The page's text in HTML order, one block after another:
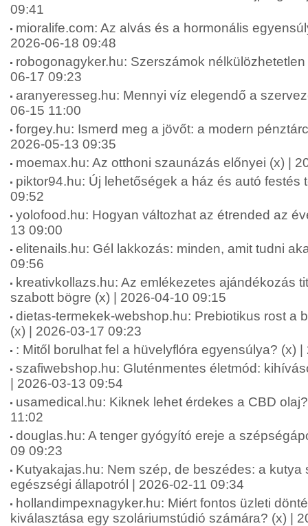
09:41
mioralife.com: Az alvás és a hormonális
2026-06-18 09:48
robogonagyker.hu: Szerszámok
06-17 09:23
aranyeresseg.hu: Mennyi víz elegendő a
06-15 11:00
forgey.hu: Ismerd meg a jövőt: a modern
2026-05-13 09:35
moemax.hu: Az otthoni szaunázás előnyei (x) |
piktor94.hu: Új lehetőségek a ház és autó festés
09:52
yolofood.hu: Hogyan változhat az étrended az
13 09:00
elitenails.hu: Gél lakkozás: minden, amit tudni
09:56
kreativkollazs.hu: Az emlékezetes ajándékozás
szabott bögre (x) | 2026-04-10 09:15
dietas-termekek-webshop.hu: Prebiotikus rost a
(x) | 2026-03-17 09:23
: Mitől borulhat fel a hüvelyflóra egyensúlya? (x)
szafiwebshop.hu: Gluténmentes életmód:
| 2026-03-13 09:54
usamedical.hu: Kiknek lehet érdekes a CBD
11:02
douglas.hu: A tenger gyógyító ereje a
09 09:23
Kutyakajas.hu: Nem szép, de beszédes: a kutya
egészségi állapotról | 2026-02-11 09:34
hollandimpexnagyker.hu: Miért fontos üzleti
kiválasztása egy szoláriumstúdió számára? (x) |